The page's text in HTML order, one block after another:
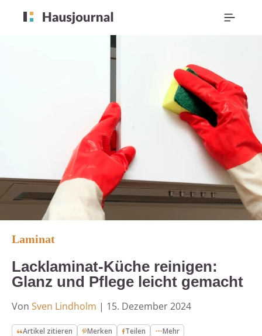
Laminat
Lacklaminat-Küche reinigen:
Glanz und Pflege leicht gemacht
Von Sven Lindholm | 15. Dezember 2024
Artikel zitieren Merken Teilen Mehr